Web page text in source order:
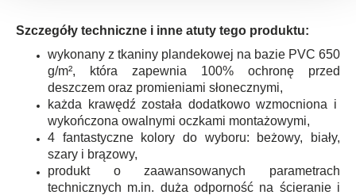
Szczegóły techniczne i inne atuty tego produktu:
wykonany z tkaniny plandekowej na bazie PVC 650
g/m², która zapewnia 100% ochronę przed
deszczem oraz promieniami słonecznymi,
każda krawędź została dodatkowo wzmocniona i
wykończona owalnymi oczkami montażowymi,
4 fantastyczne kolory do wyboru: beżowy, biały,
szary i brązowy,
produkt o zaawansowanych parametrach
technicznych m.in. duża odporność na ścieranie i